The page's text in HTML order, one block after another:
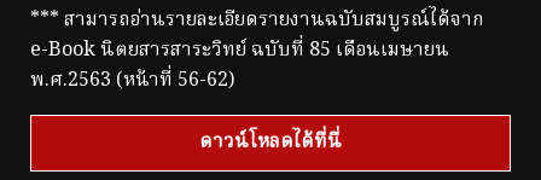
*** สามารถอ่านรายละเอียดรายงานฉบับสมบูรณ์ได้จาก
e-Book นิตยสารสาระวิทย์ ฉบับที่ 85 เดือนเมษายน
พ.ศ.2563 (หน้าที่ 56-62)
ดาวน์โหลดได้ที่นี่